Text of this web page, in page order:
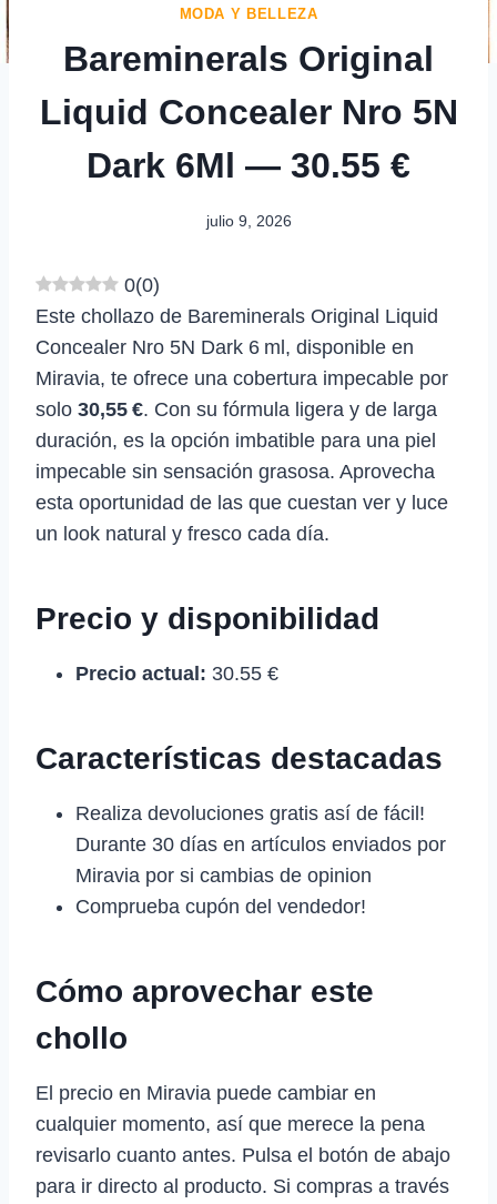
MODA Y BELLEZA
Bareminerals Original
Liquid Concealer Nro 5N
Dark 6Ml — 30.55 €
julio 9, 2026
0(0)
Este chollazo de Bareminerals Original Liquid
Concealer Nro 5N Dark 6 ml, disponible en
Miravia, te ofrece una cobertura impecable por
solo 30,55 €. Con su fórmula ligera y de larga
duración, es la opción imbatible para una piel
impecable sin sensación grasosa. Aprovecha
esta oportunidad de las que cuestan ver y luce
un look natural y fresco cada día.
Precio y disponibilidad
Precio actual: 30.55 €
Características destacadas
Realiza devoluciones gratis así de fácil!
Durante 30 días en artículos enviados por
Miravia por si cambias de opinion
Comprueba cupón del vendedor!
Cómo aprovechar este
chollo
El precio en Miravia puede cambiar en
cualquier momento, así que merece la pena
revisarlo cuanto antes. Pulsa el botón de abajo
para ir directo al producto. Si compras a través